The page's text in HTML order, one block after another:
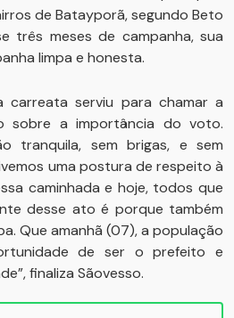
de Batayporã, segundo Beto
três meses de campanha, sua
limpa e honesta.
carreata serviu para chamar a
sobre a importância do voto.
tranquila, sem brigas, e sem
uma postura de respeito à
caminhada e hoje, todos que
desse ato é porque também
Que amanhã (07), a população
de ser o prefeito e
finaliza Sãovesso.